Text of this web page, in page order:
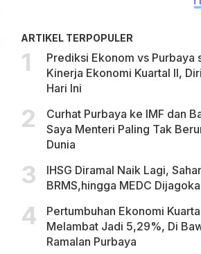
ARTIKEL TERPOPULER
Prediksi Ekonom vs Purbaya
Kinerja Ekonomi Kuartal II,
Hari Ini
Curhat Purbaya ke IMF dan
Saya Menteri Paling Tak
Dunia
IHSG Diramal Naik Lagi,
BRMS,hingga MEDC
Pertumbuhan Ekonomi
Melambat Jadi 5,29%, Di
Ramalan Purbaya